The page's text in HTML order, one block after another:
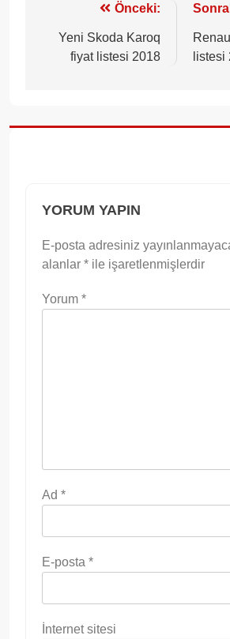
gezinmesi
Önceki:
Yeni Skoda Karoq
fiyat listesi 2018
listesi
YORUM YAPIN
E-posta adresiniz
alanlar * ile işaretlenmişlerdir
Yorum *
Ad *
E-posta *
İnternet sitesi